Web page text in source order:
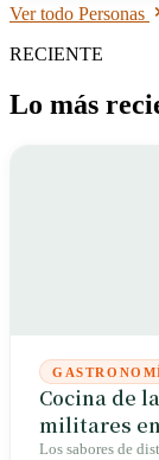
Ver todo Personas
RECIENTE
Lo más
Cocina de
militares
Los sabores de